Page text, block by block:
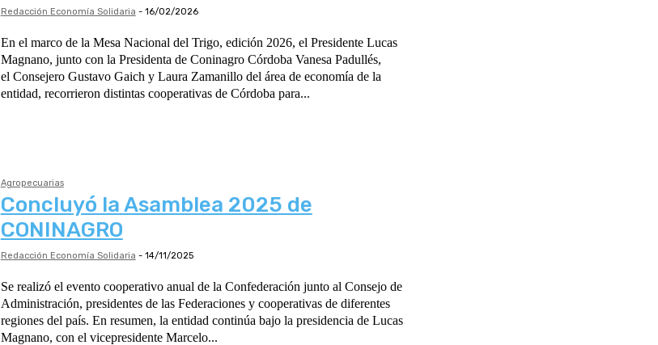
Redacción Economía Solidaria - 16/02/2026
En el marco de la Mesa Nacional del Trigo, edición 2026, el Presidente Lucas
Magnano, junto con la Presidenta de Coninagro Córdoba Vanesa Padullés,
el Consejero Gustavo Gaich y Laura Zamanillo del área de economía de la
entidad, recorrieron distintas cooperativas de Córdoba para...
Agropecuarias
Concluyó la Asamblea 2025 de
CONINAGRO
Redacción Economía Solidaria - 14/11/2025
Se realizó el evento cooperativo anual de la Confederación junto al Consejo de
Administración, presidentes de las Federaciones y cooperativas de diferentes
regiones del país. En resumen, la entidad continúa bajo la presidencia de Lucas
Magnano, con el vicepresidente Marcelo...